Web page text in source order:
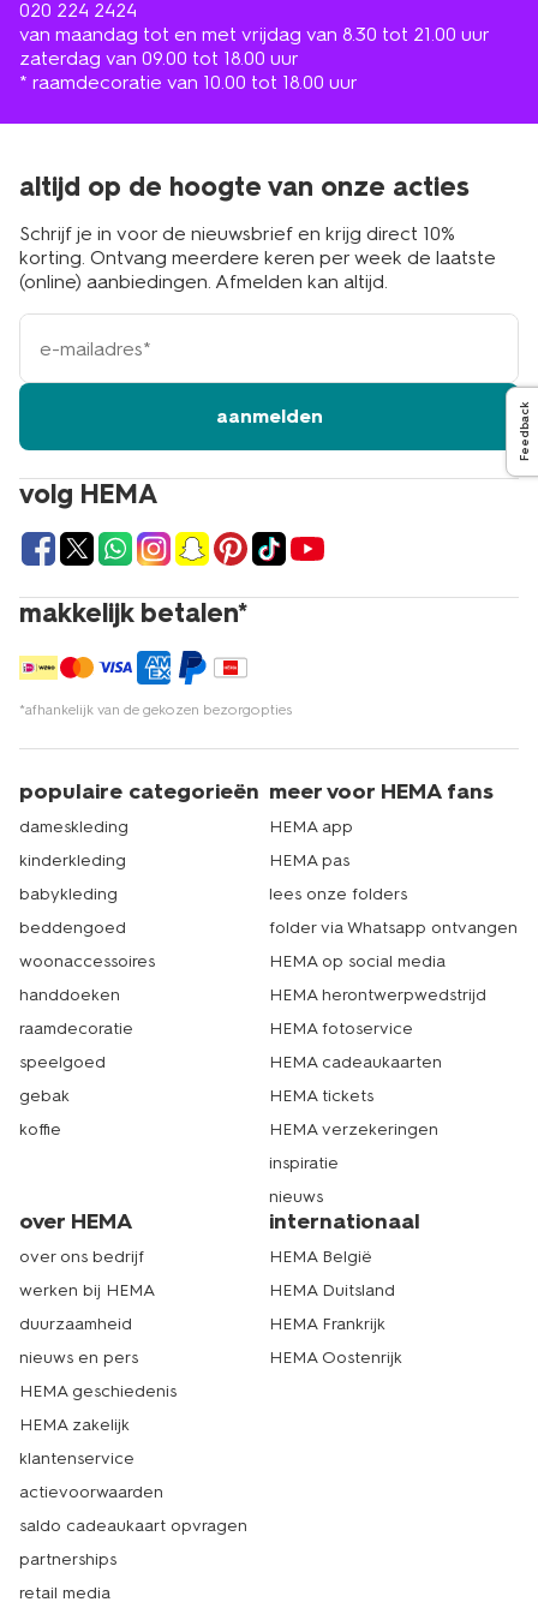
020 224 2424
van maandag tot en met vrijdag van 8.30 tot 21.00 uur
zaterdag van 09.00 tot 18.00 uur
* raamdecoratie van 10.00 tot 18.00 uur
volg HEMA
makkelijk betalen*
*afhankelijk van de gekozen bezorgopties
altijd op de hoogte van onze acties
Schrijf je in voor de nieuwsbrief en krijg direct 10%
korting. Ontvang meerdere keren per week de laatste
(online) aanbiedingen. Afmelden kan altijd.
e-
mailadres
aanmelden
populaire categorieën
dameskleding
kinderkleding
babykleding
beddengoed
woonaccessoires
handdoeken
raamdecoratie
speelgoed
gebak
koffie
meer voor HEMA fans
HEMA app
HEMA pas
lees onze folders
folder via Whatsapp ontvangen
HEMA op social media
HEMA herontwerpwedstrijd
HEMA fotoservice
HEMA cadeaukaarten
HEMA tickets
HEMA verzekeringen
inspiratie
nieuws
over HEMA
over ons bedrijf
werken bij HEMA
duurzaamheid
nieuws en pers
HEMA geschiedenis
HEMA zakelijk
klantenservice
actievoorwaarden
saldo cadeaukaart opvragen
partnerships
retail media
internationaal
HEMA België
HEMA Duitsland
HEMA Frankrijk
HEMA Oostenrijk
Feedback